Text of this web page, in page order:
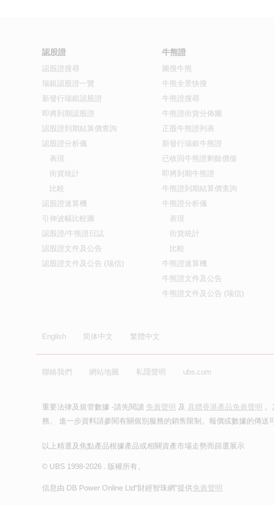
認股證
認股證搜尋
瑞銀認股證一覽
新發行瑞銀認股證
即將到期認股證
認股證到期結算價查詢
認股證分析儀
表現
街貨統計
比較
認股證速算機
引伸波幅比較圖
認股證/牛熊證日誌
認股證文件及公告
認股證文件及公告 (瑞信)
牛熊證
圖搜牛熊
牛熊全景快搜
牛熊證搜尋
牛熊證街貨分佈圖
正股牛熊證列表
新發行瑞銀牛熊證
已收回牛熊證剩餘價值
即將到期牛熊證
牛熊證到期結算價查詢
牛熊證分析儀
表現
街貨統計
比較
牛熊證速算機
牛熊證文件及公告
牛熊證文件及公告 (瑞信)
English 简体中文 繁體中文
聯絡我們 網站地圖 私隱聲明 ubs.com
重要法律及規管數據 -請先閱讀 免責聲明 及 具體香港產品免責聲明
務。 進一步資料請參閱有關個別服務的銷售限制。報價或數據的傳送
以上精選及焦點產品根據產品或相關資產市場走勢而篩選展示
© UBS 1998-2026 . 版權所有。
信息由 DB Power Online Ltd“財經智珠網”提供免責聲明